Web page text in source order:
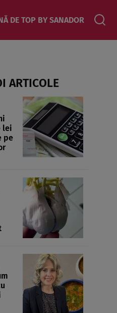
DE TOP BY SANADOR
ARTICOLE
lei
pe